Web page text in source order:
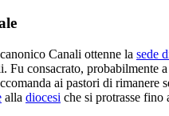
Canali ottenne la sede
Fu consacrato, probabilmente
ai pastori di rimanere
alla diocesi che si protrasse fino